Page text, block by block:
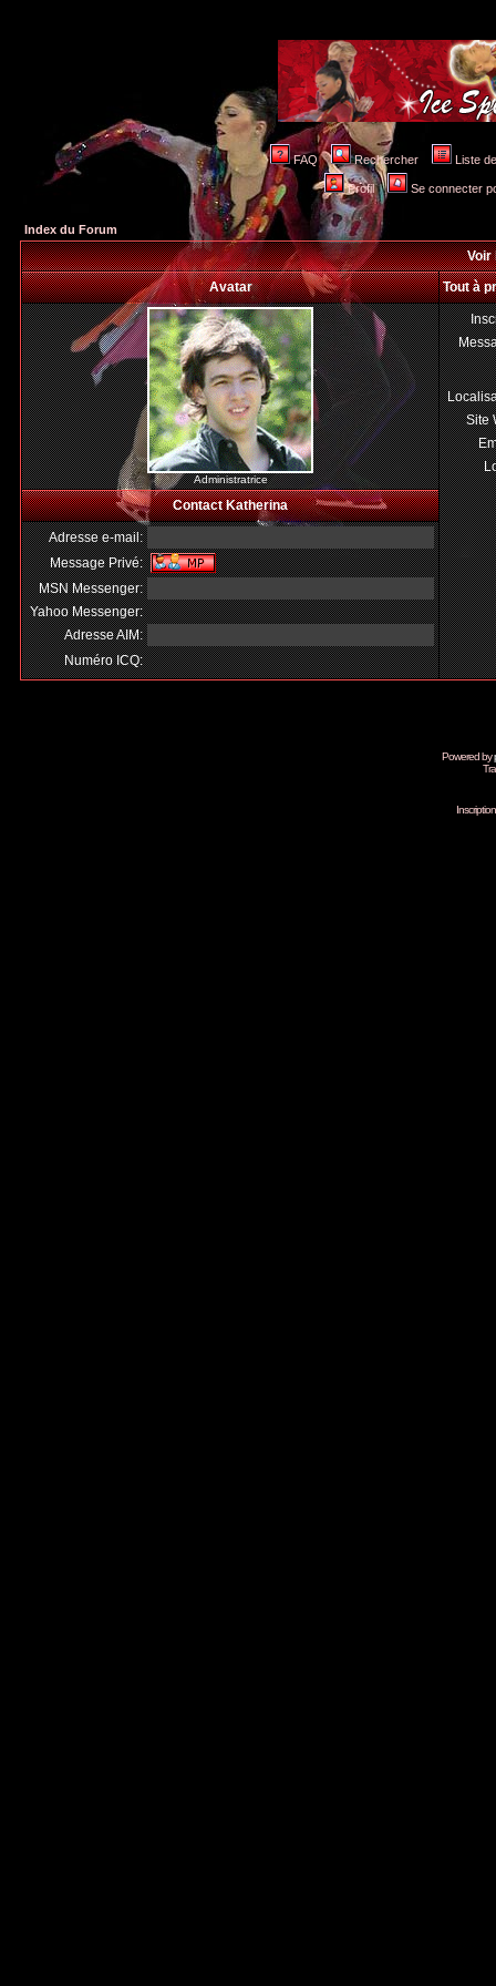
FAQ Rechercher Liste
Profil Se connecter
Index du Forum
Voir
Avatar
Tout à
Administratrice
Site
Contact Katherina
Adresse e-mail:
Message Privé:
MSN Messenger:
Yahoo Messenger:
Adresse AIM:
Numéro ICQ:
Powered by